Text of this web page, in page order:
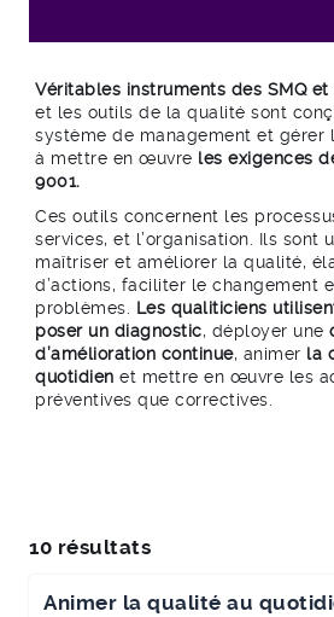
Véritables instruments des SMQ et
et les outils de la qualité sont
système de management et gérer
à mettre en œuvre les exigences
9001.
Ces outils concernent les
services, et l’organisation. Ils sont
maîtriser et améliorer la qualité,
d’actions, faciliter le changement
problèmes. Les qualiticiens
poser un diagnostic, déployer une
d’amélioration continue, animer la
quotidien et mettre en œuvre les
préventives que correctives.
10 résultats
Animer la qualité au